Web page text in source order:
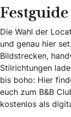
Die Wahl der
und genau hier
Bildstrecken,
Stilrichtungen
bis boho: Hier
euch zum B&B
kostenlos als